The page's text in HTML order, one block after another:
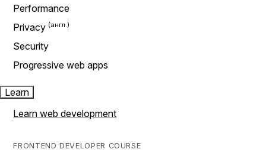
Performance
Privacy
Security
Progressive web apps
Learn
Learn web development
FRONTEND DEVELOPER COURSE